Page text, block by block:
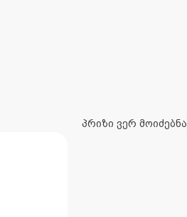
პრიზი ვერ მოიძებნა